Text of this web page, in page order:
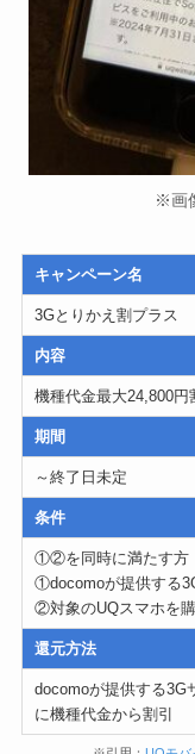
※画
キャンペーン名
3Gとりかえ割プラス
内容
機種代金最大24,800円
期間
～終了日未定
条件
①②を同時に満たす方
①docomoが提供する
②対象のUQスマホを
還元方法
docomoが提供する3G
に機種代金から割引